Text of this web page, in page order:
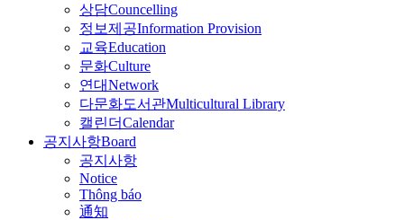
상담Councelling
정보제공Information Provision
교육Education
문화Culture
연대Network
다문화도서관Multicultural Library
캘린더Calendar
공지사항Board
공지사항
Notice
Thông báo
通知